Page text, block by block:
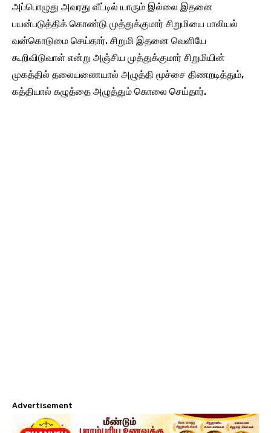
அப்பொழுது அவரது வீட்டில் யாரும் இல்லை இதனை
பயன்படுத்திக் கொண்டு முத்துக்குமார் சிறுமியை பாலியல்
வன்கொடுமை செய்தார். சிறுமி இதனை வெளியே
கூறிவிடுவாள் என்று அஞ்சிய முத்துக்குமார் சிறுமியின்
முகத்தில் தலையணையால் அழுத்தி மூச்சை திணறடித்தும்,
கத்தியால் கழுத்தை அழுத்தும் கொலை செய்தார்.
Advertisement